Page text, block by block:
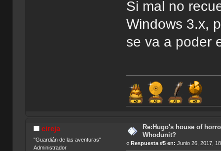
Si mal no
Windows 3.x,
se va a poder
cireja
"Guardián de las aventuras"
Administrador
Re:Hugo's house of
Whodunit?
«Respuesta #5 en: Junio 26, 2017,